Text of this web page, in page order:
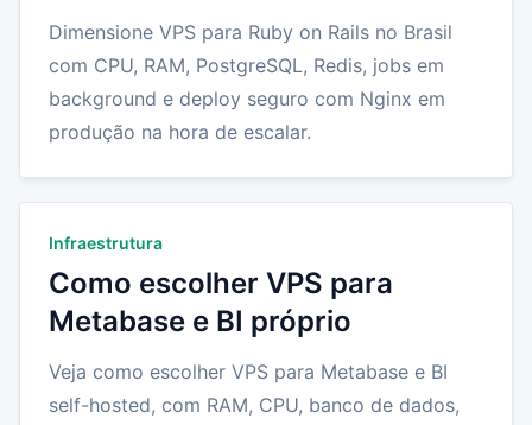
Dimensione VPS para Ruby on Rails no Brasil
com CPU, RAM, PostgreSQL, Redis, jobs em
background e deploy seguro com Nginx em
produção na hora de escalar.
Infraestrutura
Como escolher VPS para
Metabase e BI próprio
Veja como escolher VPS para Metabase e BI
self-hosted, com RAM, CPU, banco de dados,